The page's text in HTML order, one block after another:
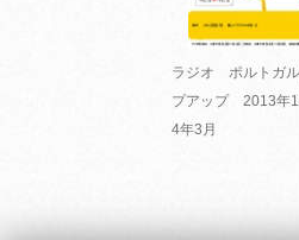
ラジオ ポルトガ
プアップ 2013年
4年3月